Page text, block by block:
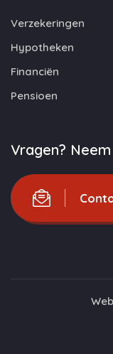
Verzekeringen
Hypotheken
Financiën
Pensioen
Vragen?